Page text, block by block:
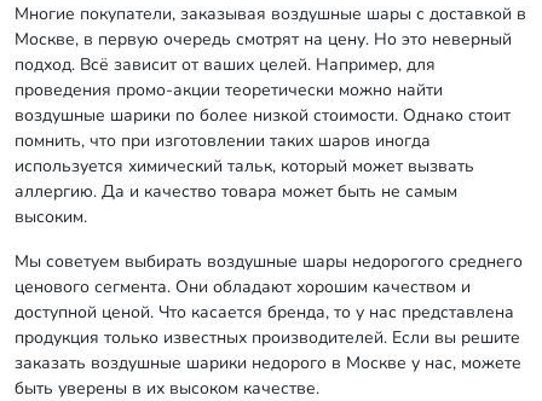
Многие покупатели, заказывая воздушные шары с доставкой в
Москве, в первую очередь смотрят на цену. Но это неверный
подход. Всё зависит от ваших целей. Например, для
проведения промо-акции теоретически можно найти
воздушные шарики по более низкой стоимости. Однако стоит
помнить, что при изготовлении таких шаров иногда
используется химический тальк, который может вызвать
аллергию. Да и качество товара может быть не самым
высоким.
Мы советуем выбирать воздушные шары недорогого среднего
ценового сегмента. Они обладают хорошим качеством и
доступной ценой. Что касается бренда, то у нас представлена
продукция только известных производителей. Если вы решите
заказать воздушные шарики недорого в Москве у нас, можете
быть уверены в их высоком качестве.